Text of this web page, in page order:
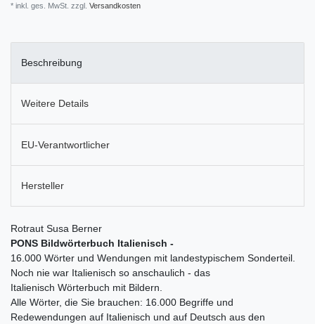
* inkl. ges. MwSt. zzgl. Versandkosten
Beschreibung
Weitere Details
EU-Verantwortlicher
Hersteller
Rotraut Susa Berner
PONS Bildwörterbuch Italienisch -
16.000 Wörter und Wendungen mit landestypischem Sonderteil.
Noch nie war Italienisch so anschaulich - das
Italienisch Wörterbuch mit Bildern.
Alle Wörter, die Sie brauchen: 16.000 Begriffe und
Redewendungen auf Italienisch und auf Deutsch aus den